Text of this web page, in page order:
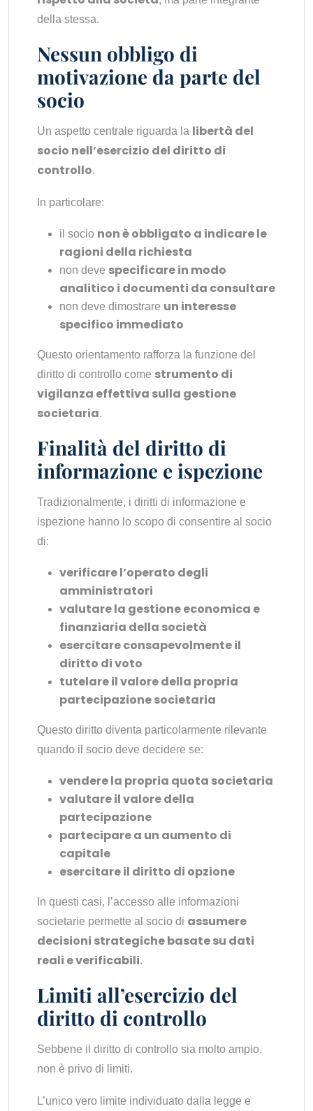
della stessa.
Nessun obbligo di
motivazione da parte del
socio
Un aspetto centrale riguarda la libertà del
socio nell’esercizio del diritto di
controllo.
In particolare:
il socio non è obbligato a indicare le
ragioni della richiesta
non deve specificare in modo
analitico i documenti da consultare
non deve dimostrare un interesse
specifico immediato
Questo orientamento rafforza la funzione del
diritto di controllo come strumento di
vigilanza effettiva sulla gestione
societaria.
Finalità del diritto di
informazione e ispezione
Tradizionalmente, i diritti di informazione e
ispezione hanno lo scopo di consentire al socio
di:
verificare l’operato degli
amministratori
valutare la gestione economica e
finanziaria della società
esercitare consapevolmente il
diritto di voto
tutelare il valore della propria
partecipazione societaria
Questo diritto diventa particolarmente rilevante
quando il socio deve decidere se:
vendere la propria quota societaria
valutare il valore della
partecipazione
partecipare a un aumento di
capitale
esercitare il diritto di opzione
In questi casi, l’accesso alle informazioni
societarie permette al socio di assumere
decisioni strategiche basate su dati
reali e verificabili.
Limiti all’esercizio del
diritto di controllo
Sebbene il diritto di controllo sia molto ampio,
non è privo di limiti.
L’unico vero limite individuato dalla legge e